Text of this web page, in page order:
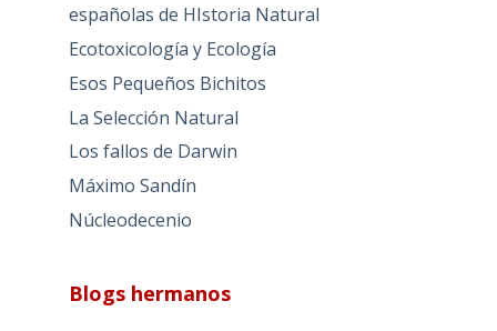
españolas de HIstoria Natural
Ecotoxicología y Ecología
Esos Pequeños Bichitos
La Selección Natural
Los fallos de Darwin
Máximo Sandín
Núcleodecenio
Blogs hermanos